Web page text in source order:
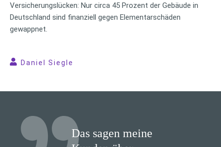
Versicherungslücken: Nur circa 45 Prozent der Gebäude in
Deutschland sind finanziell gegen Elementarschäden
gewappnet.
Daniel Siegle
Das sagen meine